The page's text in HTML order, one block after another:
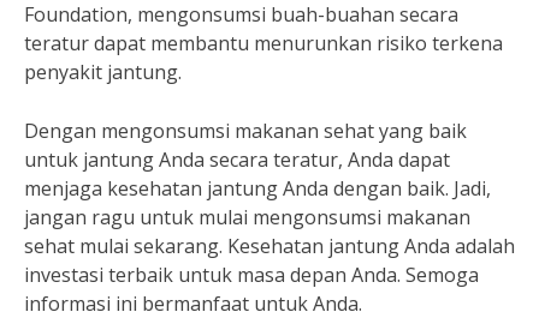
Foundation, mengonsumsi buah-buahan secara
teratur dapat membantu menurunkan risiko terkena
penyakit jantung.
Dengan mengonsumsi makanan sehat yang baik
untuk jantung Anda secara teratur, Anda dapat
menjaga kesehatan jantung Anda dengan baik. Jadi,
jangan ragu untuk mulai mengonsumsi makanan
sehat mulai sekarang. Kesehatan jantung Anda adalah
investasi terbaik untuk masa depan Anda. Semoga
informasi ini bermanfaat untuk Anda.